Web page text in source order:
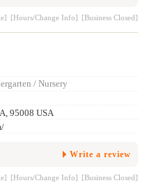
[Hours/Change Info] [Business Closed]
/ Nursery
95008 USA
Write a review
[Hours/Change Info] [Business Closed]